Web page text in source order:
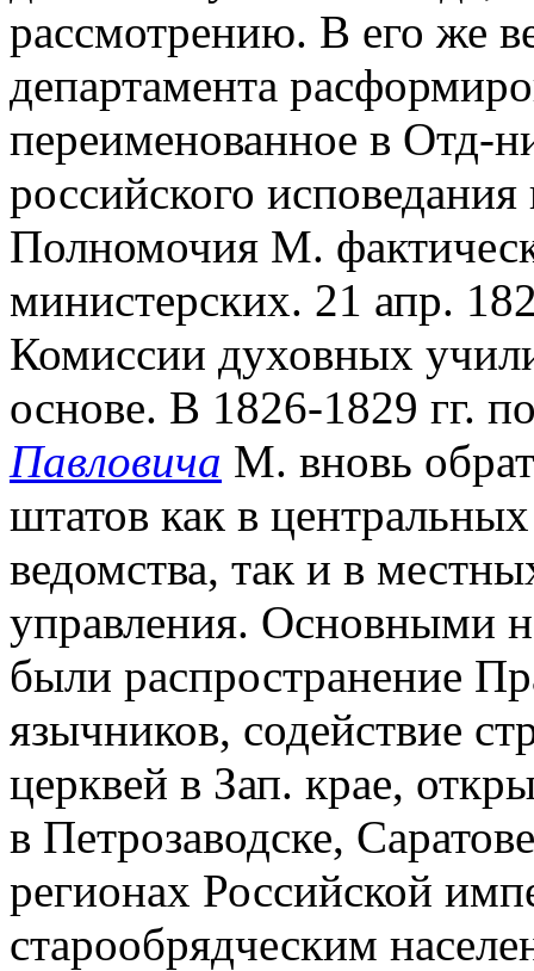
рассмотрению. В его же
департамента
переименованное в Отд-
российского
Полномочия М.
министерских. 21 апр.
Комиссии духовных
основе. В 1826-1829 гг.
Павловича М. вновь
штатов как в
ведомства, так и в
управления. Основными
были распространение
язычников, содействие
церквей в Зап. крае,
в Петрозаводске,
регионах Российской
старообрядческим